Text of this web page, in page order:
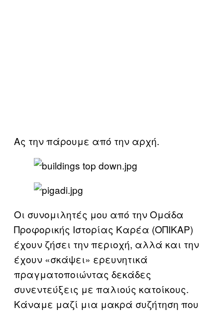
Ας την πάρουμε από την αρχή.
Οι συνομιλητές μου από την Ομάδα
Προφορικής Ιστορίας Καρέα (ΟΠΙΚΑΡ)
έχουν ζήσει την περιοχή, αλλά και την
έχουν «σκάψει» ερευνητικά
πραγματοποιώντας δεκάδες
συνεντεύξεις με παλιούς κατοίκους.
Κάναμε μαζί μια μακρά συζήτηση που